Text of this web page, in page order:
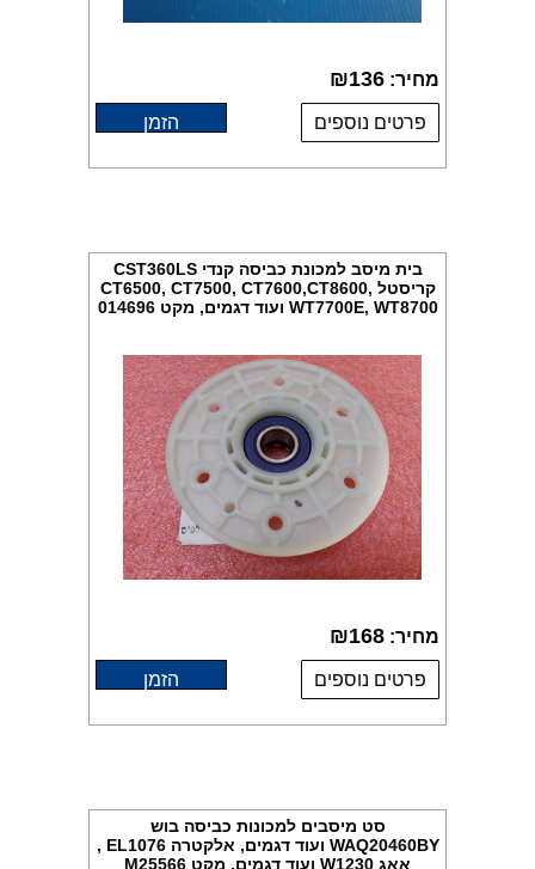
מחיר: ₪136
פרטים נוספים הזמן
בית מיסב למכונת כביסה קנדי CST360LS
קריסטל CT6500, CT7500, CT7600,CT8600,
WT7700E, WT8700 ועוד דגמים, מקט 014696
מחיר: ₪168
פרטים נוספים הזמן
סט מיסבים למכונות כביסה בוש
WAQ20460BY ועוד דגמים, אלקטרה EL1076 ,
אאג W1230 ועוד דגמים, מקט M25566